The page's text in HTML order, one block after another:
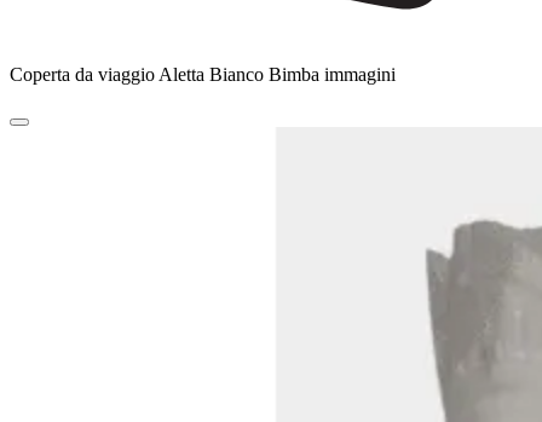
Coperta da viaggio Aletta Bianco Bimba immagini